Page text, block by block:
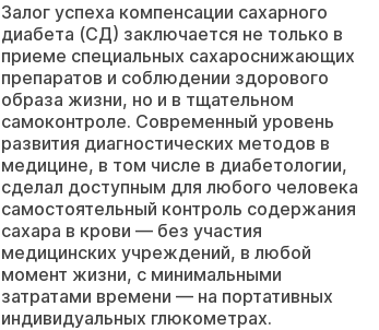
Залог успеха компенсации сахарного
диабета (СД) заключается не только в
приеме специальных сахароснижающих
препаратов и соблюдении здорового
образа жизни, но и в тщательном
самоконтроле. Современный уровень
развития диагностических методов в
медицине, в том числе в диабетологии,
сделал доступным для любого человека
самостоятельный контроль содержания
сахара в крови — без участия
медицинских учреждений, в любой
момент жизни, с минимальными
затратами времени — на портативных
индивидуальных глюкометрах.